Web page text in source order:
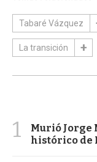
Tabaré Vázquez
La transición
1
Murió Jorge
histórico de